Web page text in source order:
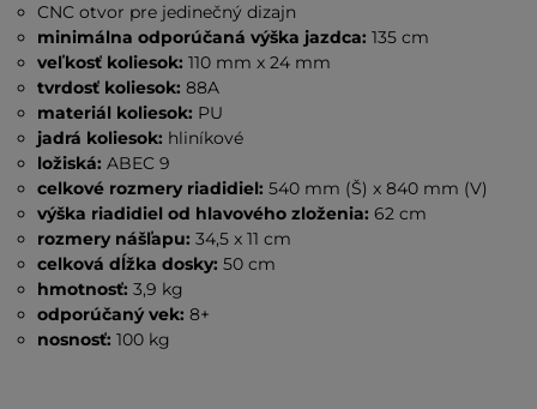
CNC otvor pre jedinečný dizajn
minimálna odporúčaná výška jazdca: 135 cm
veľkosť koliesok: 110 mm x 24 mm
tvrdosť koliesok: 88A
materiál koliesok: PU
jadrá koliesok: hliníkové
ložiská: ABEC 9
celkové rozmery riadidiel: 540 mm (Š) x 840 mm (V)
výška riadidiel od hlavového zloženia: 62 cm
rozmery nášľapu: 34,5 x 11 cm
celková dĺžka dosky: 50 cm
hmotnosť: 3,9 kg
odporúčaný vek: 8+
nosnosť: 100 kg